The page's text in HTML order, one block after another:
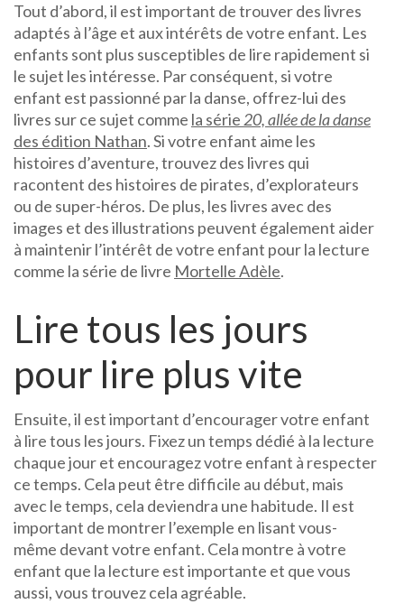
Tout d’abord, il est important de trouver des livres
adaptés à l’âge et aux intérêts de votre enfant. Les
enfants sont plus susceptibles de lire rapidement si
le sujet les intéresse. Par conséquent, si votre
enfant est passionné par la danse, offrez-lui des
livres sur ce sujet comme la série 20, allée de la danse
des édition Nathan. Si votre enfant aime les
histoires d’aventure, trouvez des livres qui
racontent des histoires de pirates, d’explorateurs
ou de super-héros. De plus, les livres avec des
images et des illustrations peuvent également aider
à maintenir l’intérêt de votre enfant pour la lecture
comme la série de livre Mortelle Adèle.
Lire tous les jours
pour lire plus vite
Ensuite, il est important d’encourager votre enfant
à lire tous les jours. Fixez un temps dédié à la lecture
chaque jour et encouragez votre enfant à respecter
ce temps. Cela peut être difficile au début, mais
avec le temps, cela deviendra une habitude. Il est
important de montrer l’exemple en lisant vous-
même devant votre enfant. Cela montre à votre
enfant que la lecture est importante et que vous
aussi, vous trouvez cela agréable.